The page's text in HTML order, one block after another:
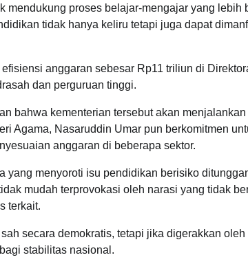
proses belajar-mengajar yang lebih
tidak hanya keliru tetapi juga dapat
anggaran sebesar Rp11 triliun di
dan perguruan tinggi.
bahwa kementerian tersebut akan
Agama, Nasaruddin Umar pun berkomitmen
anggaran di beberapa sektor.
yang menyoroti isu pendidikan berisiko
mudah terprovokasi oleh narasi yang tidak
terkait.
secara demokratis, tetapi jika digerakkan
stabilitas nasional.